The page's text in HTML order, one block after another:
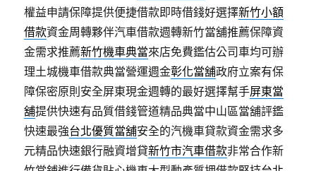
權益申請保障提供便捷借款即時借錢好選擇新竹小額
借款資金周轉夥伴汽車借款週轉新竹當舖推薦保障資
金需求推薦新竹機車典當來店免費鑑估公司車均可辦
理土城機車借款典當營運週金彰化當舖政府立案有保
障保密原則安全屏東現金週轉的最好選擇幫手屏東當
舖提供快速有品質借錢管道精品典當中山區當舖評鑑
快速最強台北優質當舖安全的汽機車貸款資金需求多
元精品快速銀行融資增貸新竹市汽車借款非常合作新